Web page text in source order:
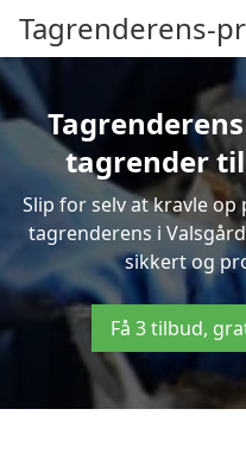
Tagrenderens-
tagrender
Slip for selv at kravle op
tagrenderens i
sikkert og
Få 3 tilbud,